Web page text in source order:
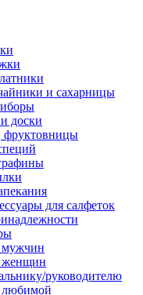
и сахарницы
доски
фруктовницы
для салфеток
мужчин
женщин
руководителю
любимой